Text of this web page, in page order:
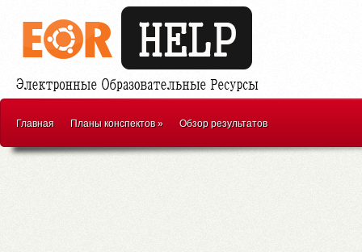
Главная Планы конспектов» Обзор результатов